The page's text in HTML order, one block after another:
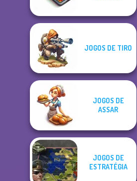
JOGOS DE TIRO
JOGOS DE
ASSAR
JOGOS DE
ESTRATÉGIA